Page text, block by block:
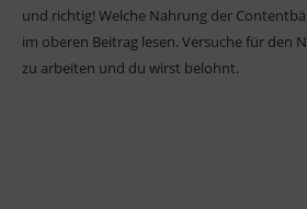
und richtig! Welche Nahrung der
im oberen Beitrag lesen. Versuche für den
zu arbeiten und du wirst belohnt.